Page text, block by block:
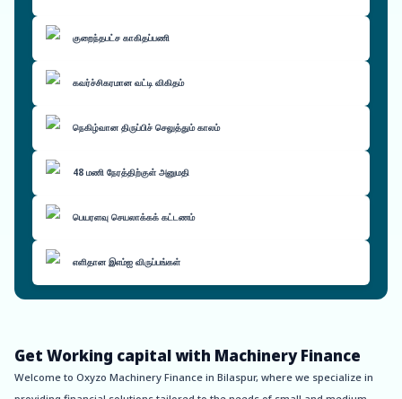
குறைந்தபட்ச காகிதப்பணி
கவர்ச்சிகரமான வட்டி விகிதம்
நெகிழ்வான திருப்பிச் செலுத்தும் காலம்
48 மணி நேரத்திற்குள் அனுமதி
பெயரளவு செயலாக்கக் கட்டணம்
எளிதான இஎம்ஐ விருப்பங்கள்
Get Working capital with Machinery Finance
Welcome to Oxyzo Machinery Finance in Bilaspur, where we specialize in